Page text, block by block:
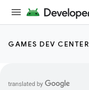
GAMES DEV CENTER